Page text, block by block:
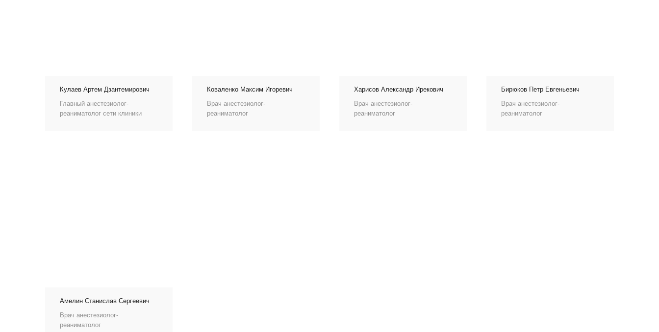
Кулаев Артем Дзантемирович
Главный анестезиолог-
реаниматолог сети клиники
Коваленко Максим Игоревич
Врач анестезиолог-
реаниматолог
Харисов Александр Ирекович
Врач анестезиолог-
реаниматолог
Бирюков Петр Евгеньевич
Врач анестезиолог-
реаниматолог
Амелин Станислав Сергеевич
Врач анестезиолог-
реаниматолог